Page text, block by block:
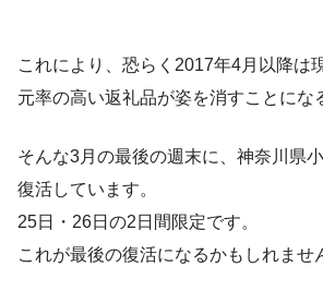
これにより、恐らく2017年4月以降は
元率の高い返礼品が姿を消すことにな
そんな3月の最後の週末に、神奈川県
復活しています。
25日・26日の2日間限定です。
これが最後の復活になるかもしれませ